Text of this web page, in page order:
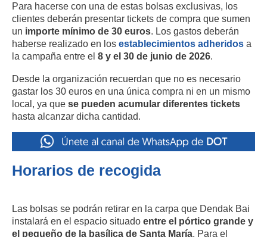
Para hacerse con una de estas bolsas exclusivas, los
clientes deberán presentar tickets de compra que sumen
un importe mínimo de 30 euros. Los gastos deberán
haberse realizado en los establecimientos adheridos a
la campaña entre el 8 y el 30 de junio de 2026.
Desde la organización recuerdan que no es necesario
gastar los 30 euros en una única compra ni en un mismo
local, ya que se pueden acumular diferentes tickets
hasta alcanzar dicha cantidad.
Horarios de recogida
Las bolsas se podrán retirar en la carpa que Dendak Bai
instalará en el espacio situado entre el pórtico grande y
el pequeño de la basílica de Santa María. Para el